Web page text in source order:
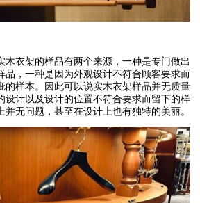
木衣架的样品有两个来源，一种是专门做出
品，一种是因为外观设计不符合顾客要求而
的样本。因此可以说实木衣架样品并无质量
设计以及设计的位置不符合要求而留下的样
无问题，甚至在设计上也有独特的美丽。